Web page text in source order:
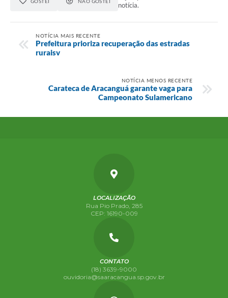
notícia.
NOTÍCIA MAIS RECENTE
Prefeitura prioriza recuperação das estradas
ruraisv
NOTÍCIA MENOS RECENTE
Carateca de Aracanguá garante vaga para
Campeonato Sulamericano
LOCALIZAÇÃO
Rua Pio Prado, 285
CEP: 16190-009
CONTATO
(18) 3639-9000
ouvidoria@saaracangua.sp.gov.br